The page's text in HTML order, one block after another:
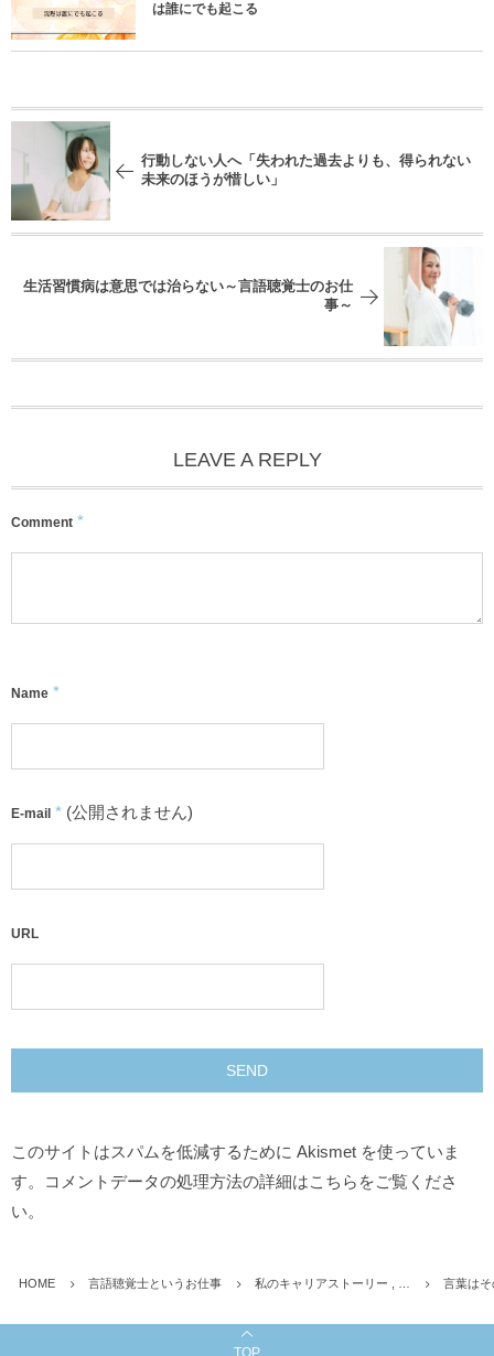
は誰にでも起こる
行動しない人へ「失われた過去よりも、得られない
未来のほうが惜しい」
生活習慣病は意思では治らない～言語聴覚士のお仕
事～
LEAVE A REPLY
Comment *
Name *
E-mail * (公開されません)
URL
このサイトはスパムを低減するために Akismet を使っていま
す。
コメントデータの処理方法の詳細はこちらをご覧くださ
い。
HOME 言語聴覚士というお仕事 私のキャリアストーリー , … 言葉は